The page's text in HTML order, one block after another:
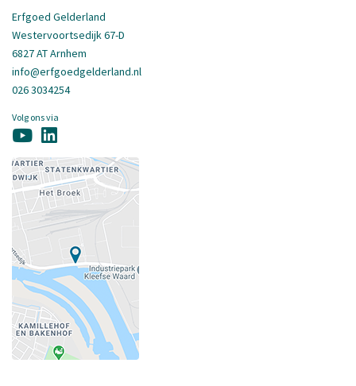
Erfgoed Gelderland
Westervoortsedijk 67-D
6827 AT Arnhem
info@erfgoedgelderland.nl
026 3034254
Volg ons via